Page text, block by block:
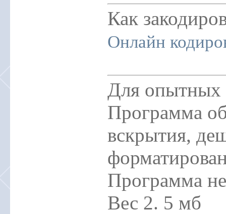
Как
Онлайн
Для опытных
Программа
вскрытия,
Программа
Вес 2. 5 мб